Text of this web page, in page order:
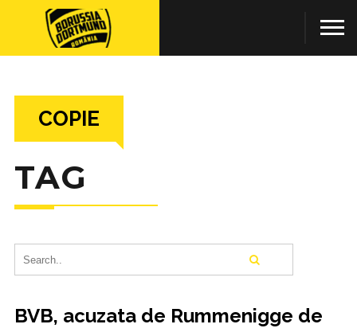
COPIE
TAG
BVB, acuzata de Rummenigge de